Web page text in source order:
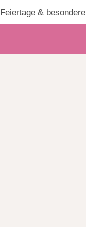
Feiertage &